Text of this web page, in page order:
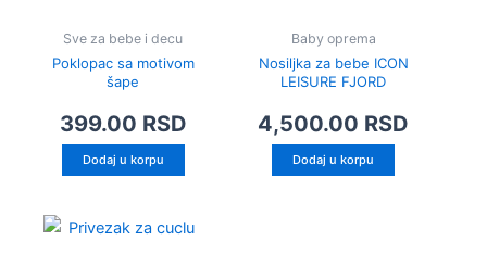
Sve za bebe i decu
Poklopac sa motivom
šape
399.00 RSD
Dodaj u korpu
Baby oprema
Nosiljka za bebe ICON
LEISURE FJORD
4,500.00 RSD
Dodaj u korpu